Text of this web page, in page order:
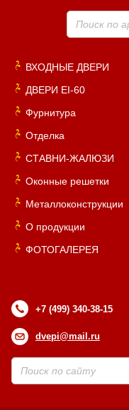
Поиск по
ВХОДНЫЕ ДВЕРИ
ДВЕРИ EI-60
Фурнитура
Отделка
СТАВНИ-ЖАЛЮЗИ
Оконные решетки
Металлоконструкции
О продукции
ФОТОГАЛЕРЕЯ
+7 (499) 340-38-15
dvepi@mail.ru